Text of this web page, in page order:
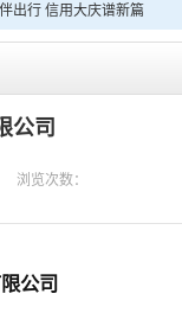
出行 信用大庆谱新篇
公司
浏览次数：
公司